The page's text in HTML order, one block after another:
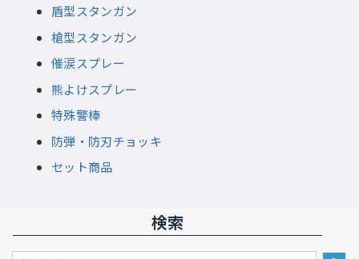
盾型スタンガン
槍型スタンガン
催涙スプレー
熊よけスプレー
特殊警棒
防弾・防刃チョッキ
セット商品
検索